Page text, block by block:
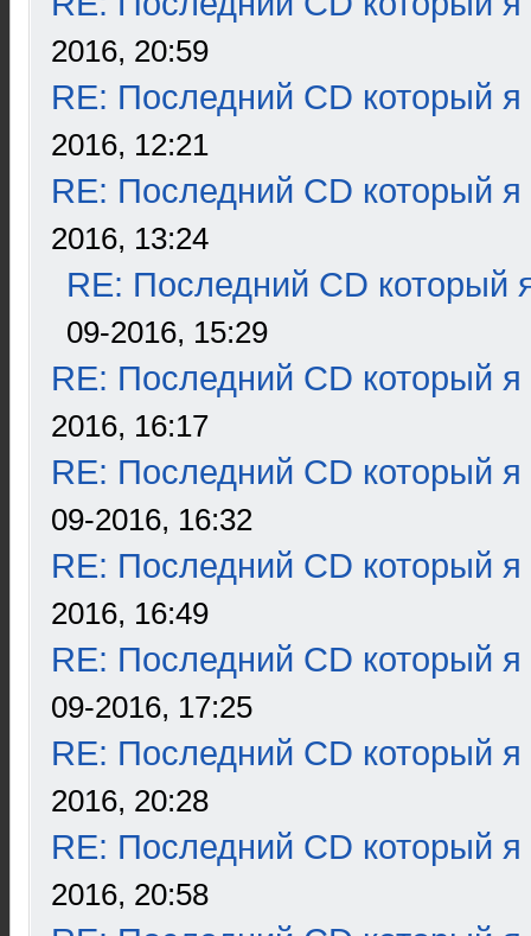
2016, 20:59
RE: Последний CD который я
2016, 12:21
RE: Последний CD который я
2016, 13:24
RE: Последний CD который
09-2016, 15:29
RE: Последний CD который я
2016, 16:17
RE: Последний CD который я
09-2016, 16:32
RE: Последний CD который я
2016, 16:49
RE: Последний CD который я
09-2016, 17:25
RE: Последний CD который я
2016, 20:28
RE: Последний CD который я
2016, 20:58